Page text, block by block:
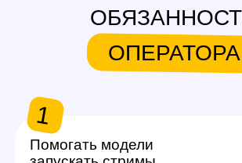
вебкам студии отвечает
мемберам от имени модели.
Его задача — создавать
приятную обстановку,
располагающую к донатам
Подсказывать модели идеи
во время стрима
3